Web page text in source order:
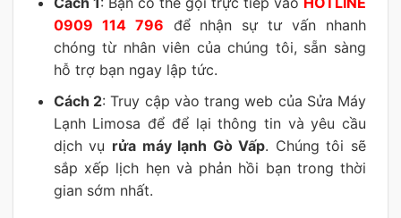
0909 114 796 để nhận sự tư vấn nhanh
chóng từ nhân viên của chúng tôi, sẵn sàng
hỗ trợ bạn ngay lập tức.
Cách 2: Truy cập vào trang web của Sửa Máy
Lạnh Limosa để để lại thông tin và yêu cầu
dịch vụ rửa máy lạnh Gò Vấp. Chúng tôi sẽ
sắp xếp lịch hẹn và phản hồi bạn trong thời
gian sớm nhất.